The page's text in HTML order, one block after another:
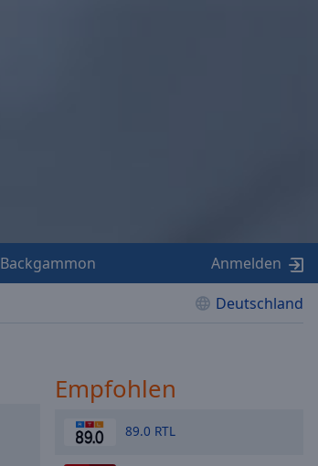
Deutschland
Backgammon Anmelden
Empfohlen
89.0 RTL